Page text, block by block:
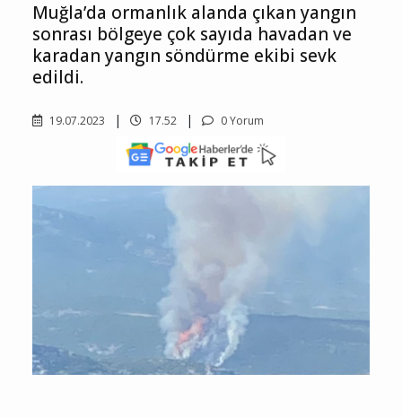
Muğla’da ormanlık alanda çıkan yangın
sonrası bölgeye çok sayıda havadan ve
karadan yangın söndürme ekibi sevk
edildi.
19.07.2023 17.52 0 Yorum